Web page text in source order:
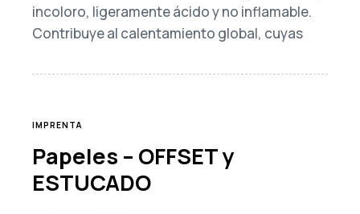
incoloro, ligeramente ácido y no inflamable.
Contribuye al calentamiento global, cuyas
TAGS
IMPRENTA
Papeles – OFFSET y
ESTUCADO